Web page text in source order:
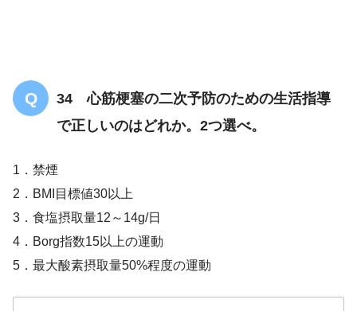
34 心筋梗塞の二次予防のための生活指導
で正しいのはどれか。2つ選べ。
1．禁煙
2．BMI目標値30以上
3．食塩摂取量12～14g/日
4．Borg指数15以上の運動
5．最大酸素摂取量50%程度の運動